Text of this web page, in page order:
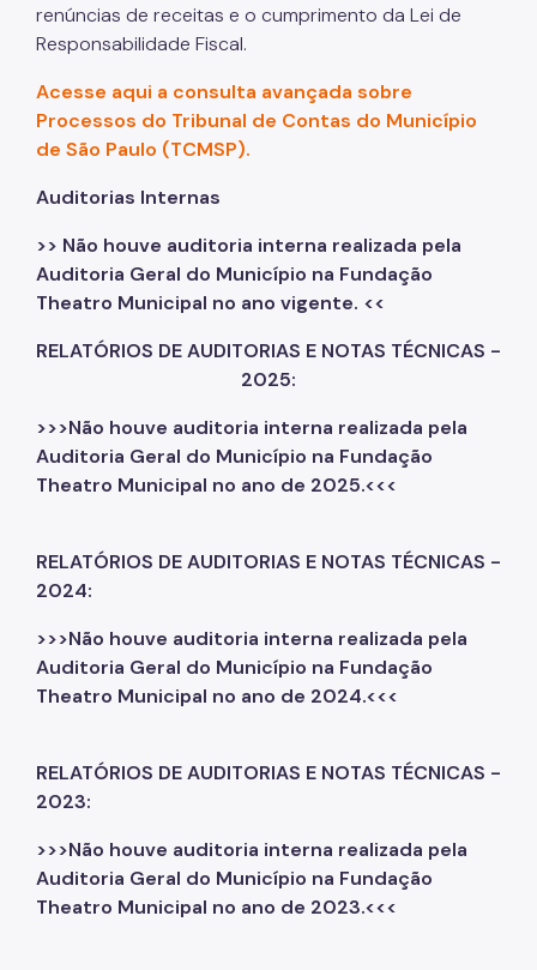
renúncias de receitas e o cumprimento da Lei de
Responsabilidade Fiscal.
Acesse aqui a consulta avançada sobre
Processos do Tribunal de Contas do Município
de São Paulo (TCMSP).
Auditorias Internas
>> Não houve auditoria interna realizada pela
Auditoria Geral do Município na Fundação
Theatro Municipal no ano vigente. <<
RELATÓRIOS DE AUDITORIAS E NOTAS TÉCNICAS -
2025:
>>>Não houve auditoria interna realizada pela
Auditoria Geral do Município na Fundação
Theatro Municipal no ano de 2025.<<<
RELATÓRIOS DE AUDITORIAS E NOTAS TÉCNICAS -
2024:
>>>Não houve auditoria interna realizada pela
Auditoria Geral do Município na Fundação
Theatro Municipal no ano de 2024.<<<
RELATÓRIOS DE AUDITORIAS E NOTAS TÉCNICAS -
2023:
>>>Não houve auditoria interna realizada pela
Auditoria Geral do Município na Fundação
Theatro Municipal no ano de 2023.<<<